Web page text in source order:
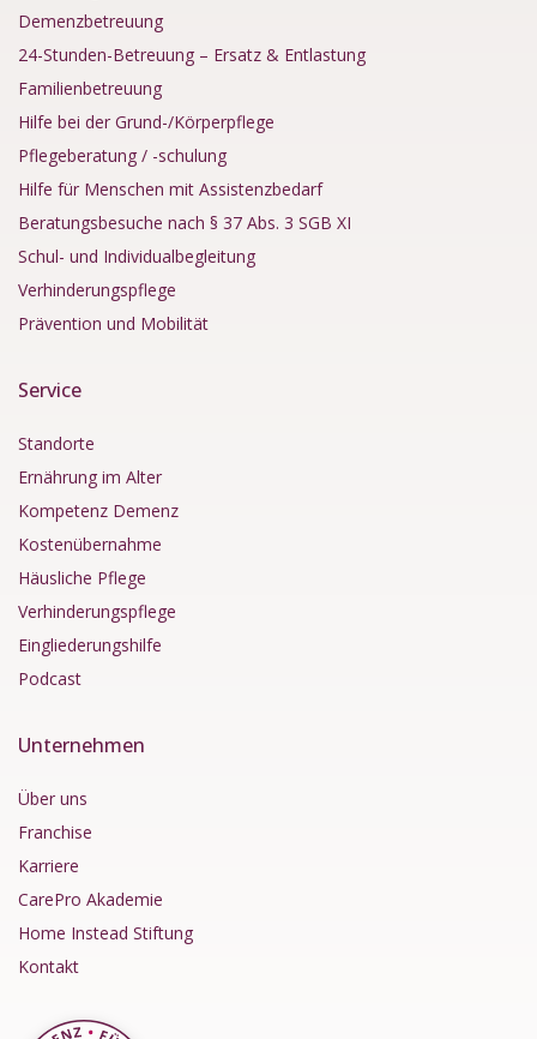
Demenzbetreuung
24-Stunden-Betreuung – Ersatz & Entlastung
Familienbetreuung
Hilfe bei der Grund-/Körperpflege
Pflegeberatung / -schulung
Hilfe für Menschen mit Assistenzbedarf
Beratungsbesuche nach § 37 Abs. 3 SGB XI
Schul- und Individualbegleitung
Verhinderungspflege
Prävention und Mobilität
Service
Standorte
Ernährung im Alter
Kompetenz Demenz
Kostenübernahme
Häusliche Pflege
Verhinderungspflege
Eingliederungshilfe
Podcast
Unternehmen
Über uns
Franchise
Karriere
CarePro Akademie
Home Instead Stiftung
Kontakt